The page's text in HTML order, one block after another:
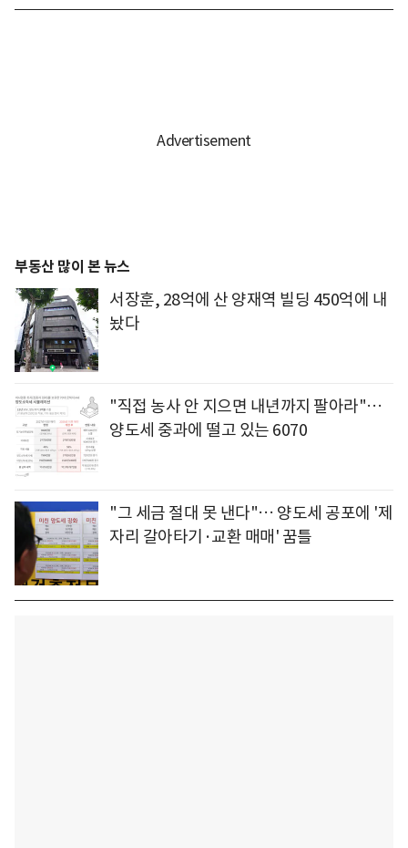
부동산 많이 본 뉴스
서장훈, 28억에 산 양재역 빌딩 450억에 내
놨다
"직접 농사 안 지으면 내년까지 팔아라"…
양도세 중과에 떨고 있는 6070
"그 세금 절대 못 낸다"… 양도세 공포에 '제
자리 갈아타기·교환 매매' 꿈틀